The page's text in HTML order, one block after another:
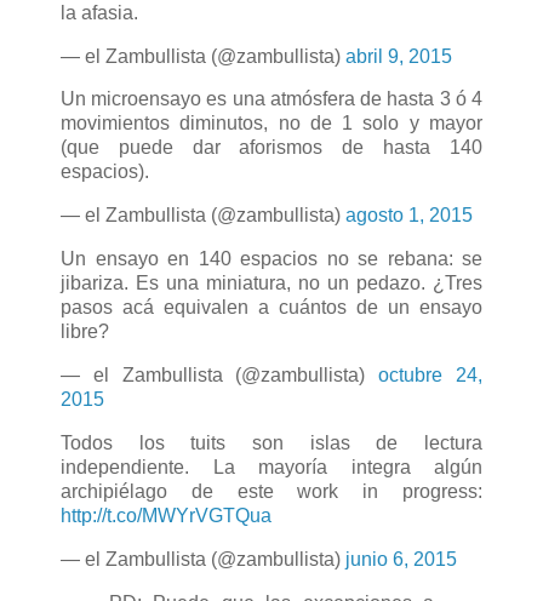
la afasia.
— el Zambullista (@zambullista) abril 9, 2015
Un microensayo es una atmósfera de hasta 3 ó 4
movimientos diminutos, no de 1 solo y mayor
(que puede dar aforismos de hasta 140
espacios).
— el Zambullista (@zambullista) agosto 1, 2015
Un ensayo en 140 espacios no se rebana: se
jibariza. Es una miniatura, no un pedazo. ¿Tres
pasos acá equivalen a cuántos de un ensayo
libre?
— el Zambullista (@zambullista)octubre 24,
2015
Todos los tuits son islas de lectura
independiente. La mayoría integra algún
archipiélago de este work in progress:
http://t.co/MWYrVGTQua
— el Zambullista (@zambullista) junio 6, 2015